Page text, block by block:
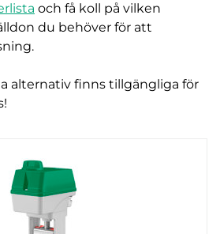
och få koll på vilken
du behöver för att
alternativ finns tillgängliga för